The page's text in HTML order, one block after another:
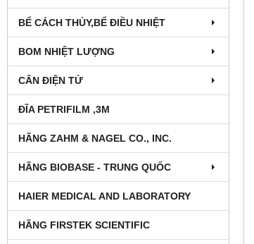
BỂ CÁCH THỦY,BỂ ĐIỀU NHIỆT
BOM NHIỆT LƯỢNG
CÂN ĐIỆN TỬ
ĐĨA PETRIFILM ,3M
HÃNG ZAHM & NAGEL CO., INC.
HÃNG BIOBASE - TRUNG QUỐC
HAIER MEDICAL AND LABORATORY
HÃNG FIRSTEK SCIENTIFIC